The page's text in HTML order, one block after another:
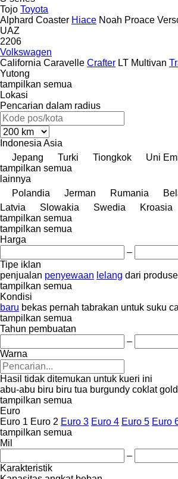
Tojo Toyota
Alphard Coaster Hiace Noah Proace
UAZ
2206
Volkswagen
California Caravelle Crafter LT Multivan
Yutong
tampilkan semua
Lokasi
Pencarian dalam radius
Indonesia Asia
Jepang
Turki Tiongkok
Uni
tampilkan semua
lainnya
Polandia
Jerman Rumania
Latvia
Slowakia Swedia Kroasia
tampilkan semua
tampilkan semua
Harga
–
Tipe iklan
penjualan penyewaan lelang dari
tampilkan semua
Kondisi
baru bekas pernah tabrakan untuk suku
tampilkan semua
Tahun pembuatan
–
Warna
Hasil tidak ditemukan untuk kueri ini
abu-abu biru biru tua burgundy coklat gold
tampilkan semua
Euro
Euro 1 Euro 2 Euro 3 Euro 4 Euro 5 Euro
tampilkan semua
Mil
–
Karakteristik